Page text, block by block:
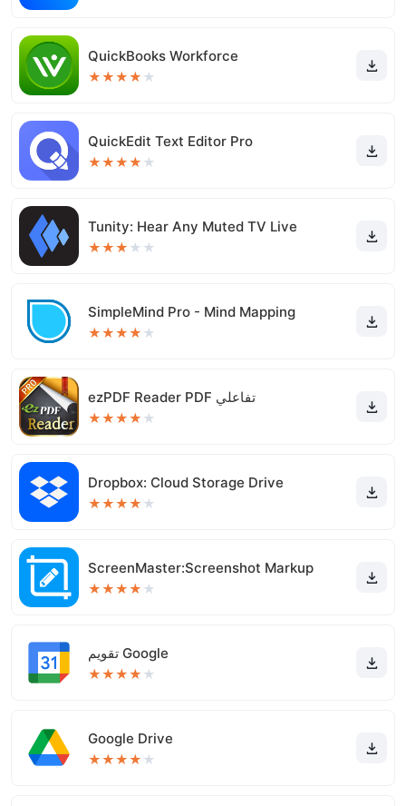
QuickBooks Workforce
★★★★ ★
QuickEdit Text Editor Pro
★★★★ ★
Tunity: Hear Any Muted TV Live
★★★ ★ ★
SimpleMind Pro - Mind Mapping
★★★★ ★
ezPDF Reader PDF تفاعلي
★★★★ ★
Dropbox: Cloud Storage Drive
★★★★ ★
ScreenMaster:Screenshot Markup
★★★★ ★
‏تقويم Google
★★★★ ★
Google Drive
★★★★ ★